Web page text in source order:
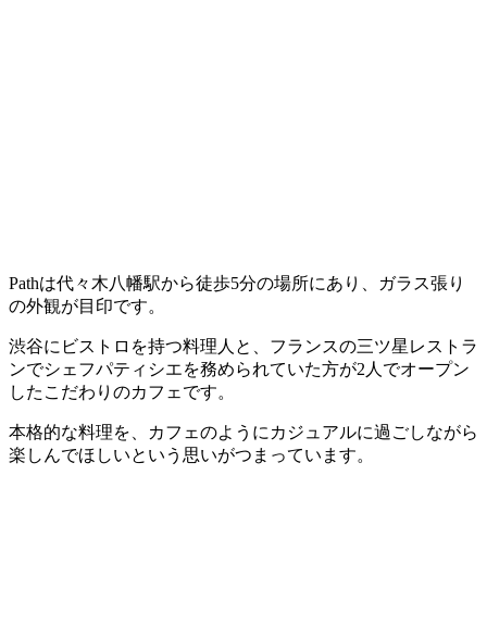
Pathは代々木八幡駅から徒歩5分の場所にあり、ガラス張り
の外観が目印です。
渋谷にビストロを持つ料理人と、フランスの三ツ星レストラ
ンでシェフパティシエを務められていた方が2人でオープン
したこだわりのカフェです。
本格的な料理を、カフェのようにカジュアルに過ごしながら
楽しんでほしいという思いがつまっています。